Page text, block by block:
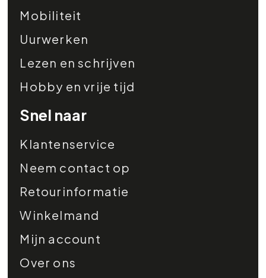
Mobiliteit
Uurwerken
Lezen en schrijven
Hobby en vrije tijd
Snel naar
Klantenservice
Neem contact op
Retourinformatie
Winkelmand
Mijn account
Over ons